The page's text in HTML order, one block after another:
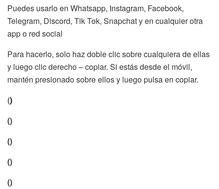
Puedes usarlo en Whatsapp, Instagram, Facebook,
Telegram, Discord, Tik Tok, Snapchat y en cualquier otra
app o red social
Para hacerlo, solo haz doble clic sobre cualquiera de ellas
y luego clic derecho – copiar. Si estás desde el móvil,
mantén presionado sobre ellos y luego pulsa en copiar.
()
(ㅤㅤㅤㅤㅤㅤㅤㅤ)
(ㅤㅤㅤㅤㅤㅤㅤㅤㅤㅤㅤ)
(ㅤㅤㅤㅤㅤㅤㅤㅤㅤㅤㅤㅤㅤㅤㅤㅤㅤㅤㅤㅤㅤㅤㅤㅤㅤㅤㅤㅤㅤㅤㅤㅤㅤㅤㅤㅤㅤㅤㅤㅤㅤㅤㅤㅤㅤㅤㅤㅤㅤㅤㅤㅤㅤㅤㅤㅤㅤㅤㅤㅤㅤㅤㅤㅤㅤㅤㅤㅤㅤㅤㅤㅤㅤㅤㅤㅤㅤㅤㅤㅤㅤㅤㅤㅤㅤㅤㅤㅤㅤㅤㅤㅤㅤㅤㅤㅤㅤㅤㅤㅤㅤㅤㅤㅤㅤㅤㅤㅤㅤㅤㅤㅤㅤㅤㅤㅤㅤㅤㅤㅤㅤㅤㅤㅤㅤㅤㅤㅤㅤㅤㅤㅤㅤㅤㅤㅤㅤㅤ)
(ㅤㅤㅤㅤㅤㅤㅤㅤㅤㅤㅤㅤㅤㅤㅤㅤㅤㅤㅤㅤㅤㅤㅤㅤㅤㅤㅤㅤㅤㅤㅤㅤㅤㅤㅤㅤㅤㅤㅤㅤㅤㅤㅤㅤㅤㅤㅤㅤㅤㅤㅤㅤㅤㅤㅤㅤㅤㅤㅤㅤㅤㅤㅤㅤㅤㅤㅤㅤㅤㅤㅤㅤㅤㅤㅤㅤㅤㅤㅤㅤㅤㅤㅤㅤㅤㅤㅤㅤㅤㅤㅤㅤㅤㅤㅤㅤㅤㅤㅤㅤㅤㅤㅤㅤㅤㅤㅤㅤㅤㅤㅤㅤㅤㅤㅤㅤㅤㅤㅤㅤㅤㅤㅤㅤㅤㅤㅤㅤㅤㅤㅤㅤㅤㅤㅤㅤㅤㅤㅤㅤㅤㅤㅤㅤㅤㅤㅤㅤㅤㅤㅤㅤㅤㅤㅤㅤㅤㅤㅤㅤㅤㅤㅤㅤㅤㅤㅤㅤㅤㅤㅤㅤㅤㅤㅤㅤㅤㅤㅤㅤㅤㅤㅤㅤㅤㅤㅤㅤㅤㅤㅤㅤㅤㅤㅤㅤㅤㅤㅤㅤㅤㅤㅤㅤㅤㅤㅤㅤㅤㅤㅤㅤㅤㅤㅤㅤㅤㅤㅤㅤㅤㅤㅤㅤㅤㅤㅤㅤㅤㅤㅤㅤㅤㅤㅤㅤㅤㅤㅤㅤㅤㅤㅤㅤㅤㅤㅤㅤㅤㅤㅤㅤㅤㅤㅤㅤㅤㅤㅤㅤㅤㅤㅤㅤㅤㅤㅤㅤㅤㅤㅤㅤㅤㅤㅤㅤ)